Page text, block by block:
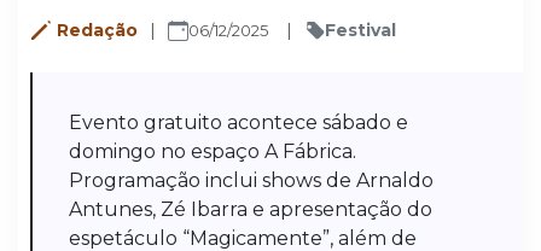
Redação 06/12/2025 Festival
Evento gratuito acontece sábado e
domingo no espaço A Fábrica.
Programação inclui shows de Arnaldo
Antunes, Zé Ibarra e apresentação do
espetáculo “Magicamente”, além de